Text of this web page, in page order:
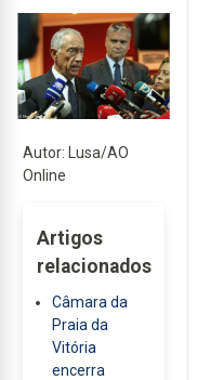
Autor: Lusa/AO
Online
Artigos
relacionados
Câmara da
Praia da
Vitória
encerra